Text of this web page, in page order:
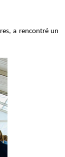
a rencontré un